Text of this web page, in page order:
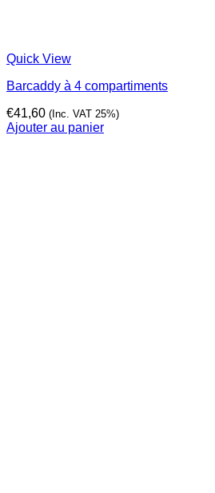
Quick View
Barcaddy à 4 compartiments
€41,60 (Inc. VAT 25%)
Ajouter au panier